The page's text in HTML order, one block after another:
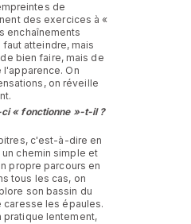
de
des exercices à «
enchaînements
atteindre, mais
bien faire, mais de
On
on réveille
« fonctionne »-t-il ?
c'est-à-dire en
chemin simple et
propre parcours en
tous les cas, on
son bassin du
caresse les épaules.
pratique lentement,